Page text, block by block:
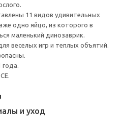
11 видов удивительных
одно яйцо, из которого в
маленький динозаврик.
веселых игр и теплых объятий.
и уход